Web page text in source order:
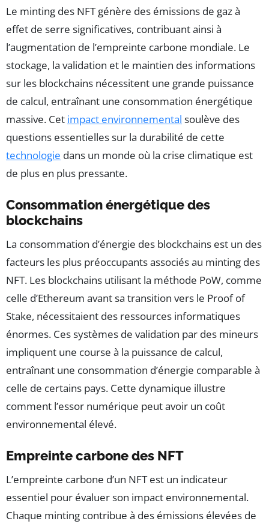
Le minting des NFT génère des émissions de gaz à
effet de serre significatives, contribuant ainsi à
l’augmentation de l’empreinte carbone mondiale. Le
stockage, la validation et le maintien des informations
sur les blockchains nécessitent une grande puissance
de calcul, entraînant une consommation énergétique
massive. Cet impact environnemental soulève des
questions essentielles sur la durabilité de cette
technologie dans un monde où la crise climatique est
de plus en plus pressante.
Consommation énergétique des
blockchains
La consommation d’énergie des blockchains est un des
facteurs les plus préoccupants associés au minting des
NFT. Les blockchains utilisant la méthode PoW, comme
celle d’Ethereum avant sa transition vers le Proof of
Stake, nécessitaient des ressources informatiques
énormes. Ces systèmes de validation par des mineurs
impliquent une course à la puissance de calcul,
entraînant une consommation d’énergie comparable à
celle de certains pays. Cette dynamique illustre
comment l’essor numérique peut avoir un coût
environnemental élevé.
Empreinte carbone des NFT
L’empreinte carbone d’un NFT est un indicateur
essentiel pour évaluer son impact environnemental.
Chaque minting contribue à des émissions élevées de